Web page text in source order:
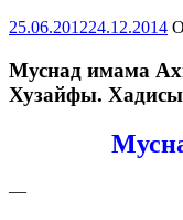
Опубликовано
25.06.201224.12.2014
Муснад имама
Хузайфы.
—